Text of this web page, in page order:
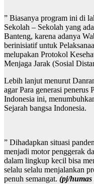
” Biasanya program ini di
Sekolah – Sekolah yang
Banteng, karena adanya
berinisiatif untuk
melupakan Protokol
Menjaga Jarak (Sosial
Lebih lanjut menurut
agar Para generasi
Indonesia ini,
Sejarah bangsa Indonesia.
” Dihadapkan situasi
menjadi motor penggerak
dalam lingkup kecil bisa
selalu selalu menjalankan
penuh semangat. (pj/humas